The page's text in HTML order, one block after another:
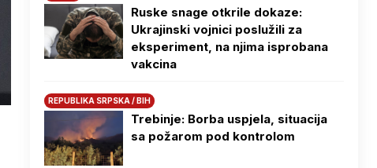
Ruske snage otkrile dokaze:
Ukrajinski vojnici poslužili za
eksperiment, na njima isprobana
vakcina
REPUBLIKA SRPSKA / BIH
Trebinje: Borba uspjela, situacija
sa požarom pod kontrolom